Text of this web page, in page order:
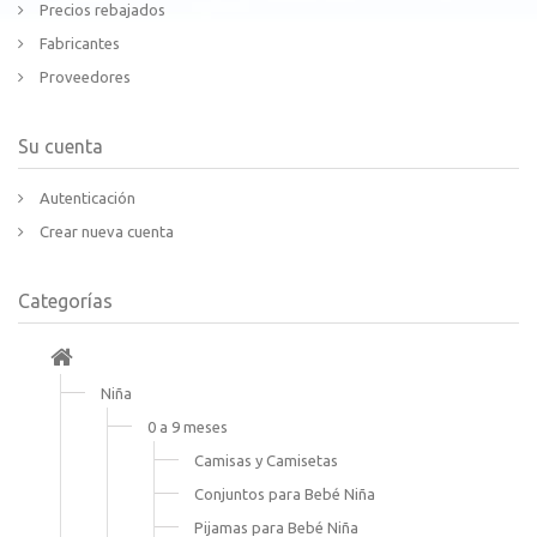
Precios rebajados
Fabricantes
Proveedores
Su cuenta
Autenticación
Crear nueva cuenta
Categorías
Niña
0 a 9 meses
Camisas y Camisetas
Conjuntos para Bebé Niña
Pijamas para Bebé Niña